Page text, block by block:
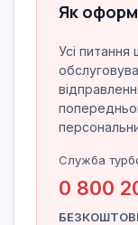
Як
Усі питання
Служба
0 800